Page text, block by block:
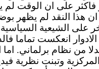
على ان الوقت لم
هذا النقد لم يظهر بوضوح في
على الشيعية
الادوار انعكست تماما
من نظام برلماني. اما
وتبنت نظرية